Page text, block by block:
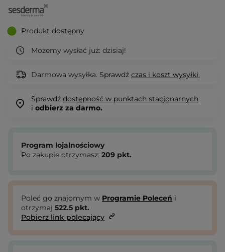
Produkt dostępny
Możemy wysłać już: dzisiaj!
Darmowa wysyłka. Sprawdź czas i koszt wysyłki.
Sprawdź dostępność w punktach stacjonarnych
i odbierz za darmo.
Program lojalnościowy
Po zakupie otrzymasz: 209 pkt.
Poleć go znajomym w Programie Poleceń i
otrzymaj 522.5 pkt.
Pobierz link polecający